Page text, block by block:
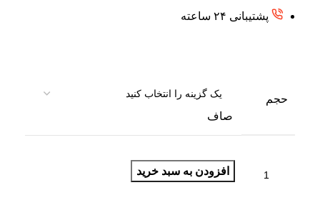
پشتیبانی ۲۴ ساعته
حجم
صاف
افزودن به سبد خرید